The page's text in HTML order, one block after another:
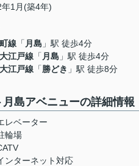
年1月(築4年)
線 「 月島 」駅 徒歩4分
江戸線 「 月島 」駅 徒歩4分
江戸線 「勝どき 」駅 徒歩8分
島アベニューの詳細情報
レベーター
輪場
ンターネット対応